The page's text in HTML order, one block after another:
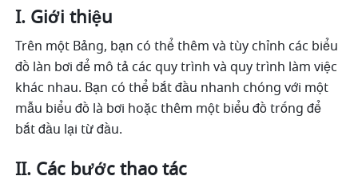
I. Giới thiệu
Trên một Bảng, bạn có thể thêm và tùy chỉnh các biểu
đồ làn bơi để mô tả các quy trình và quy trình làm việc
khác nhau. Bạn có thể bắt đầu nhanh chóng với một
mẫu biểu đồ là bơi hoặc thêm một biểu đồ trống để
bắt đầu lại từ đầu.
II. Các bước thao tác